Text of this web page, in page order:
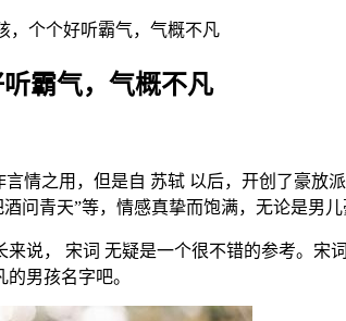
，个个好听霸气，气概不凡
霸气，气概不凡
之用，但是自 苏轼 以后，开创了豪放
问青天”等，情感真挚而饱满，无论是男
， 宋词 无疑是一个很不错的参考。宋
男孩名字吧。